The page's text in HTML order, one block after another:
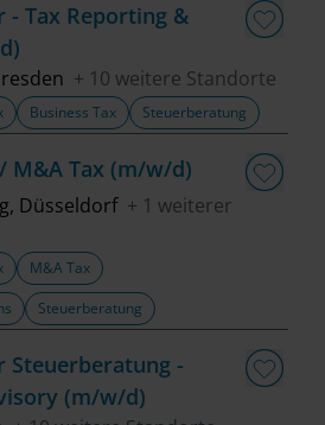
Job finden
löschen
- Tax Reporting &
+ 10 weitere Standorte
Business Tax Steuerberatung
M&A Tax (m/w/d)
Düsseldorf + 1 weiterer
M&A Tax
Steuerberatung
Steuerberatung -
(m/w/d)